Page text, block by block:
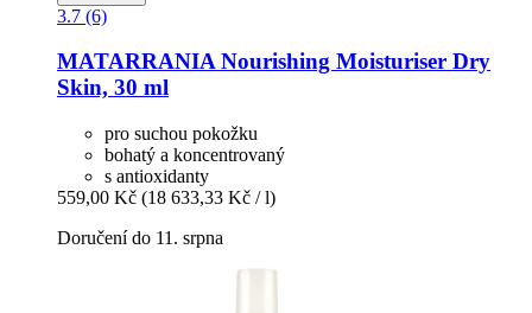
3.7 (6)
MATARRANIANourishing Moisturiser Dry
Skin, 30 ml
pro suchou pokožku
bohatý a koncentrovaný
s antioxidanty
559,00 Kč (18 633,33 Kč / l)
Doručení do 11. srpna